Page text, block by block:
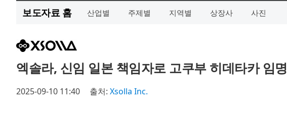
보도자료 홈 산업별 주제별 지역별 상장사 사진
엑솔라, 신임 일본 책임자로 고쿠부 히데타카 임명
2025-09-10 11:40 출처: Xsolla Inc.